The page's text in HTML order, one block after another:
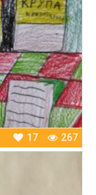
267
17